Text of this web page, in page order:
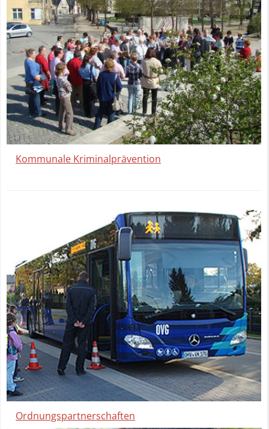
Kommunale Kriminalprävention
Ordnungspartnerschaften